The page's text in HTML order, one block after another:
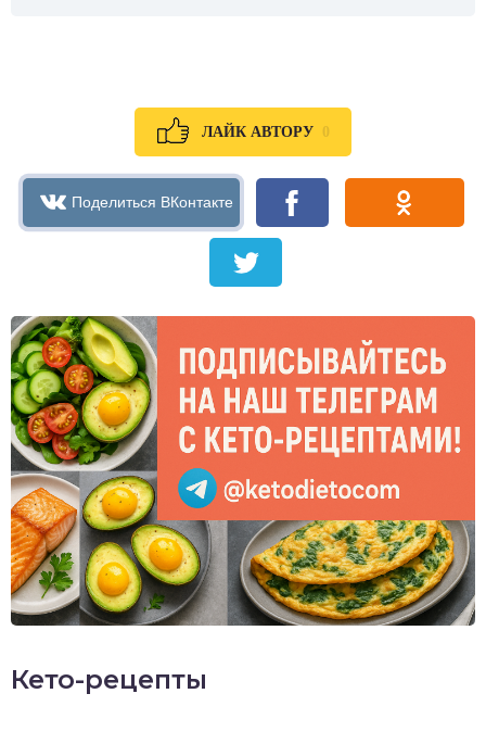
ЛАЙК АВТОРУ 0
Кето-рецепты